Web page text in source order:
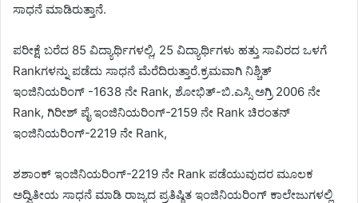
ಸಾಧನೆ ಮಾಡಿರುತ್ತಾನೆ.
ಪರೀಕ್ಷೆ ಬರೆದ 85 ವಿದ್ಯಾರ್ಥಿಗಳಲ್ಲಿ, 25 ವಿದ್ಯಾರ್ಥಿಗಳು ಹತ್ತು ಸಾವಿರದ ಒಳಗೆ
Rankಗಳನ್ನು ಪಡೆದು ಸಾಧನೆ ಮೆರೆದಿರುತ್ತಾರೆ.ಕ್ರಮವಾಗಿ ನಿಶ್ಚಿತ್
ಇಂಜಿನಿಯರಿಂಗ್ -1638 ನೇ Rank, ಶೋಭಿತ್-ಬಿ.ಎಸ್ಸಿ ಅಗ್ರಿ 2006 ನೇ
Rank, ಗಿರೀಶ್ ಪೈ ಇಂಜಿನಿಯರಿಂಗ್-2159 ನೇ Rank ಚಿರಂತನ್
ಇಂಜಿನಿಯರಿಂಗ್-2219 ನೇ Rank,
ಶಶಾಂಕ್ ಇಂಜಿನಿಯರಿಂಗ್-2219 ನೇ Rank ಪಡೆಯುವುದರ ಮೂಲಕ
ಅದ್ವಿತೀಯ ಸಾಧನೆ ಮಾಡಿ ರಾಜ್ಯದ ಪ್ರತಿಷ್ಠಿತ ಇಂಜಿನಿಯರಿಂಗ್ ಕಾಲೇಜುಗಳಲ್ಲಿ